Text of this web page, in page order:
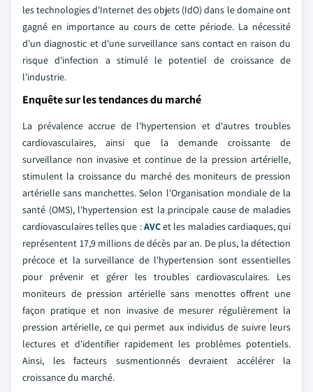
les technologies d'Internet des objets (IdO) dans le domaine ont
gagné en importance au cours de cette période. La nécessité
d'un diagnostic et d'une surveillance sans contact en raison du
risque d'infection a stimulé le potentiel de croissance de
l'industrie.
Enquête sur les tendances du marché
La prévalence accrue de l'hypertension et d'autres troubles
cardiovasculaires, ainsi que la demande croissante de
surveillance non invasive et continue de la pression artérielle,
stimulent la croissance du marché des moniteurs de pression
artérielle sans manchettes. Selon l'Organisation mondiale de la
santé (OMS), l'hypertension est la principale cause de maladies
cardiovasculaires telles que :AVCet les maladies cardiaques, qui
représentent 17,9 millions de décès par an. De plus, la détection
précoce et la surveillance de l'hypertension sont essentielles
pour prévenir et gérer les troubles cardiovasculaires. Les
moniteurs de pression artérielle sans menottes offrent une
façon pratique et non invasive de mesurer régulièrement la
pression artérielle, ce qui permet aux individus de suivre leurs
lectures et d'identifier rapidement les problèmes potentiels.
Ainsi, les facteurs susmentionnés devraient accélérer la
croissance du marché.